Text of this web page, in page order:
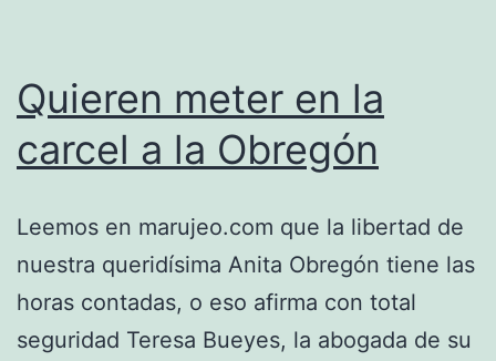
Quieren meter en la
carcel a la Obregón
Leemos en marujeo.com que la libertad de
nuestra queridísima Anita Obregón tiene las
horas contadas, o eso afirma con total
seguridad Teresa Bueyes, la abogada de su